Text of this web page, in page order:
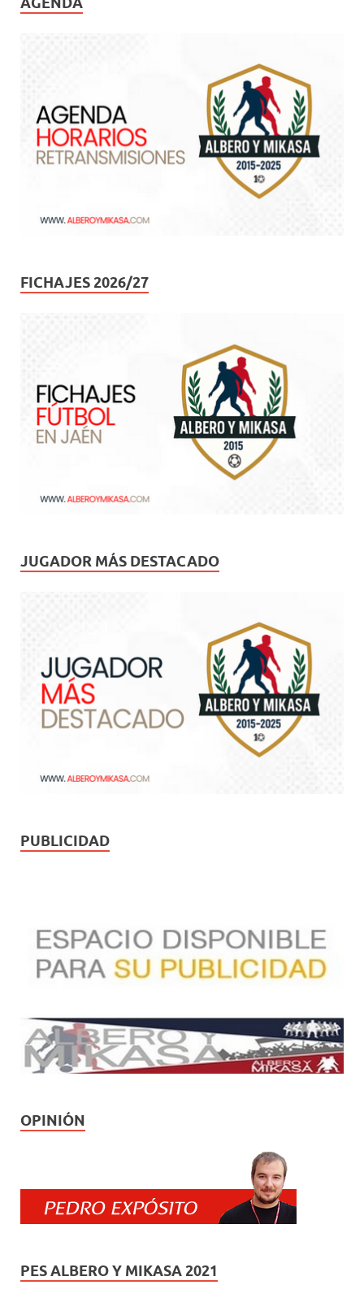
FICHAJES 2026/27
JUGADOR MÁS DESTACADO
PUBLICIDAD
OPINIÓN
PES ALBERO Y MIKASA 2021